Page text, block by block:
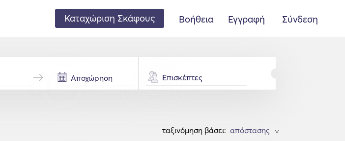
Καταχώριση Σκάφους Βοήθεια Εγγραφή Σύνδεση
Επισκέπτες
ταξινόμηση βάσει: >